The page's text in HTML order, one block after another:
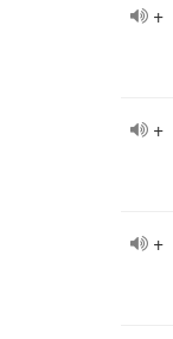
+
+
+